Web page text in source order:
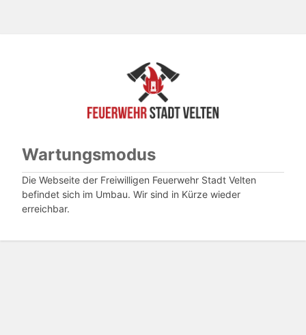
Wartungsmodus
Die Webseite der Freiwilligen Feuerwehr Stadt Velten
befindet sich im Umbau. Wir sind in Kürze wieder
erreichbar.